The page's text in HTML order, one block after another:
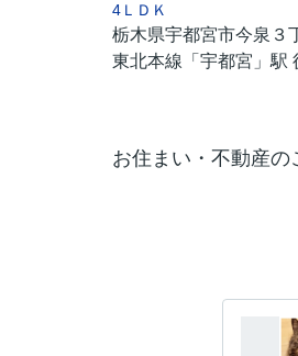
4ＬＤＫ
栃木県宇都宮市今泉３
東北本線「宇都宮」駅
お住まい・不動産の